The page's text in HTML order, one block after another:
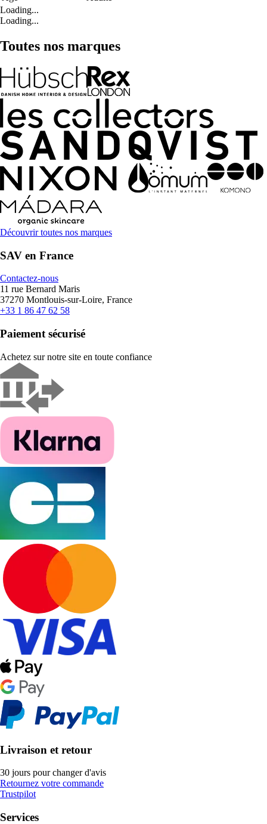
Loading...
Loading...
Toutes nos marques
Découvrir toutes nos marques
SAV en France
Contactez-nous
11 rue Bernard Maris
37270 Montlouis-sur-Loire, France
+33 1 86 47 62 58
Paiement sécurisé
Achetez sur notre site en toute confiance
Livraison et retour
30 jours pour changer d'avis
Retournez votre commande
Trustpilot
Services